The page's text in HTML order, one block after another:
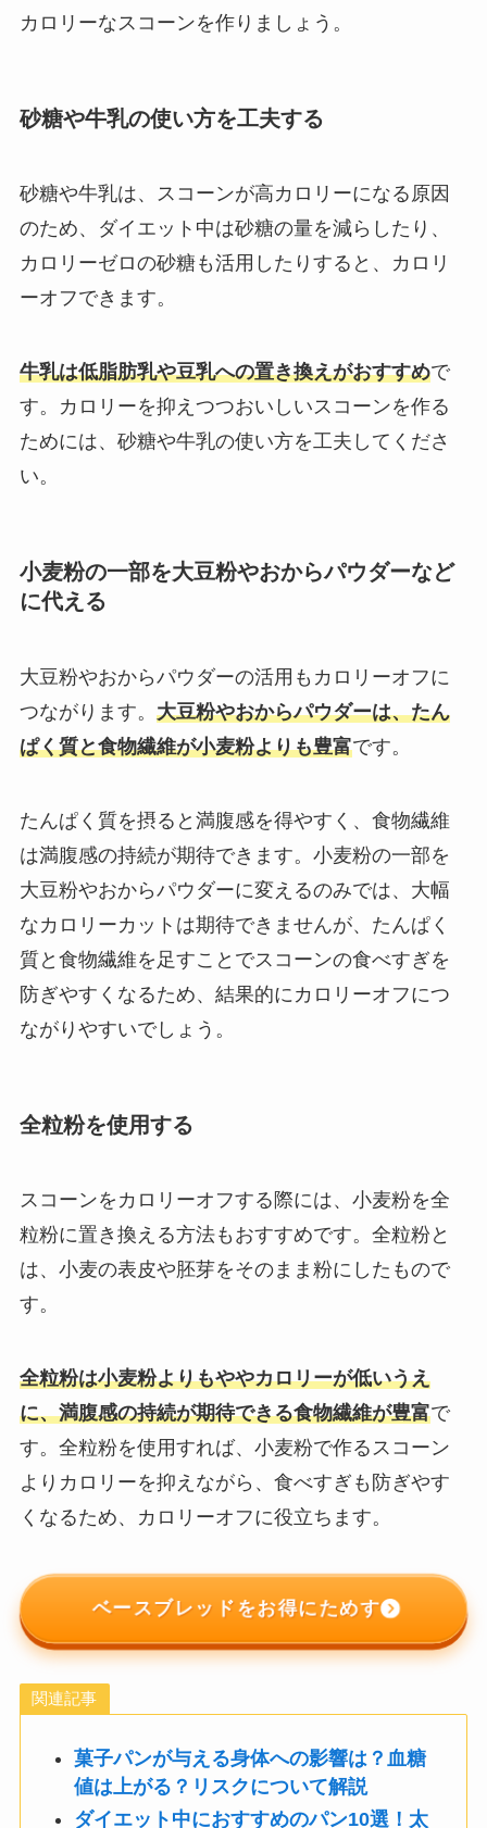
カロリーなスコーンを作りましょう。
砂糖や牛乳の使い方を工夫する
砂糖や牛乳は、スコーンが高カロリーになる原因
のため、ダイエット中は砂糖の量を減らしたり、
カロリーゼロの砂糖も活用したりすると、カロリ
ーオフできます。
牛乳は低脂肪乳や豆乳への置き換えがおすすめで
す。カロリーを抑えつつおいしいスコーンを作る
ためには、砂糖や牛乳の使い方を工夫してくださ
い。
小麦粉の一部を大豆粉やおからパウダーなど
に代える
大豆粉やおからパウダーの活用もカロリーオフに
つながります。 大豆粉やおからパウダーは、たん
ぱく質と食物繊維が小麦粉よりも豊富です。
たんぱく質を摂ると満腹感を得やすく、食物繊維
は満腹感の持続が期待できます。小麦粉の一部を
大豆粉やおからパウダーに変えるのみでは、大幅
なカロリーカットは期待できませんが、たんぱく
質と食物繊維を足すことでスコーンの食べすぎを
防ぎやすくなるため、結果的にカロリーオフにつ
ながりやすいでしょう。
全粒粉を使用する
スコーンをカロリーオフする際には、小麦粉を全
粒粉に置き換える方法もおすすめです。全粒粉と
は、小麦の表皮や胚芽をそのまま粉にしたもので
す。
全粒粉は小麦粉よりもややカロリーが低いうえ
に、満腹感の持続が期待できる食物繊維が豊富で
す。全粒粉を使用すれば、小麦粉で作るスコーン
よりカロリーを抑えながら、食べすぎも防ぎやす
くなるため、カロリーオフに役立ちます。
ベースブレッドをお得にためす
関連記事
菓子パンが与える身体への影響は？血糖
値は上がる？リスクについて解説
ダイエット中におすすめのパン10選！太